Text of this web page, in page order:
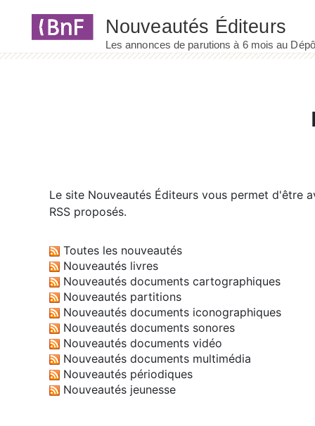
Le site Nouveautés Éditeurs vous permet d'être
RSS proposés.
Toutes les nouveautés
Nouveautés livres
Nouveautés documents cartographiques
Nouveautés partitions
Nouveautés documents iconographiques
Nouveautés documents sonores
Nouveautés documents vidéo
Nouveautés documents multimédia
Nouveautés périodiques
Nouveautés jeunesse